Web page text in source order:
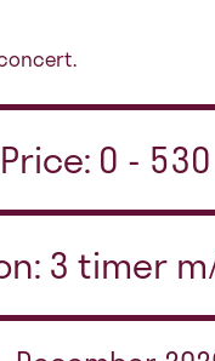
Price: 0 - 530
3 timer